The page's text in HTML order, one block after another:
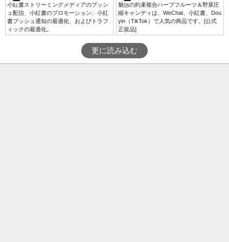
小紅書ストリーミングメディアのプッシ
ュ配信、小紅書のプロモーション、小紅
書プッシュ通知の最適化、およびトラフ
ィックの最適化。
魅惑の約束複合ハーブフルーツ＆野菜圧
縮キャンディは、WeChat、小紅書、Dou
yin（TikTok）で人気の商品です。[公式
正規品]
更に読み込む